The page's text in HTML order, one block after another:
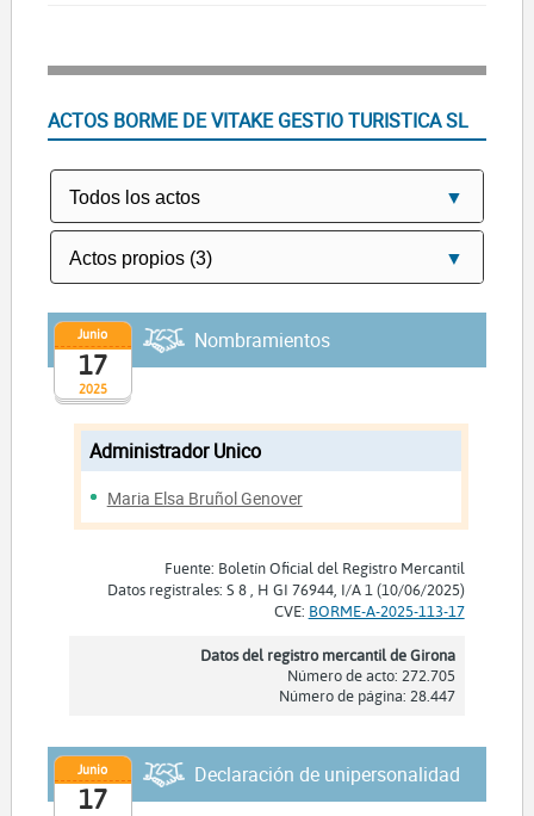
ACTOS BORME DE VITAKE GESTIO TURISTICA SL
2025
Junio
17
Nombramientos
Administrador Unico
Maria Elsa Bruñol Genover
Fuente: Boletín Oficial del Registro Mercantil
Datos registrales: S 8 , H GI 76944, I/A 1 (10/06/2025)
CVE: BORME-A-2025-113-17
Datos del registro mercantil de Girona
Número de acto: 272.705
Número de página: 28.447
Junio
17
Declaración de unipersonalidad